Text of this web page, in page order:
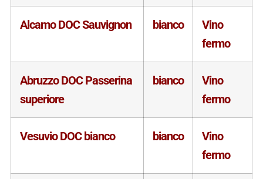
Alcamo DOC Sauvignon bianco
Vino
fermo
Abruzzo DOC Passerina
superiore
bianco
Vino
fermo
Vesuvio DOC bianco bianco
Vino
fermo